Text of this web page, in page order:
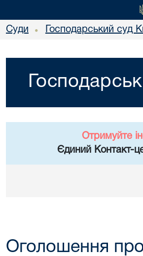
Суди • Господарський суд
Отримуйте
Єдиний Контакт-
Оголошення